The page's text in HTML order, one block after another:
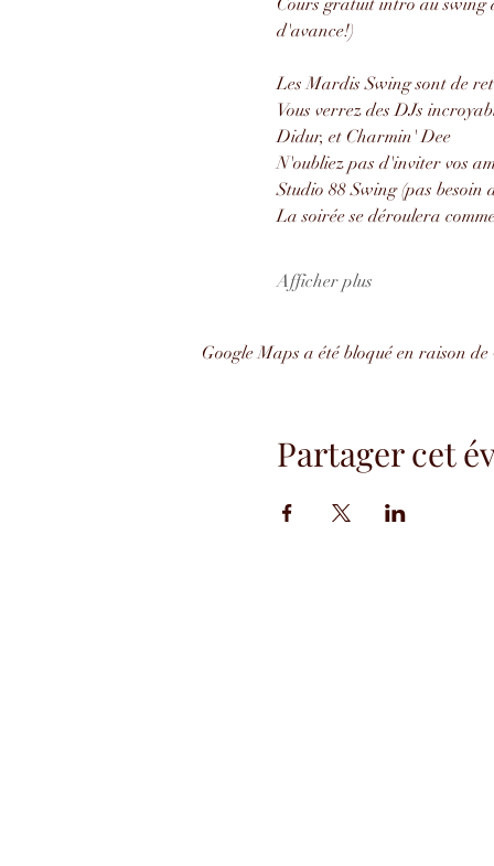
Cours gratuit intro au swing
d'avance!)
Les Mardis Swing sont de
Vous verrez des DJs
Didur, et Charmin' Dee
N'oubliez pas d'inviter vos
Studio 88 Swing (pas besoin
La soirée se déroulera
Afficher plus
Google Maps a été bloqué en raison
Partager cet